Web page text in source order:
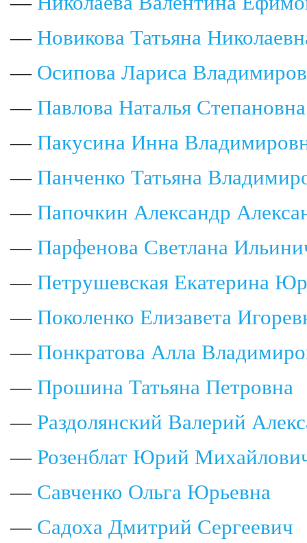
— Новикова Татьяна
— Осипова Лариса
— Павлова Наталья Степановна
— Пакусина Инна
— Панченко Татьяна
— Папочкин Александр
— Парфенова Светлана
— Петрушевская Екатерина
— Поколенко Елизавета
— Понкратова Алла
— Прошина Татьяна Петровна
— Раздолянский Валерий
— Розенблат Юрий
— Савченко Ольга Юрьевна
— Садоха Дмитрий Сергеевич